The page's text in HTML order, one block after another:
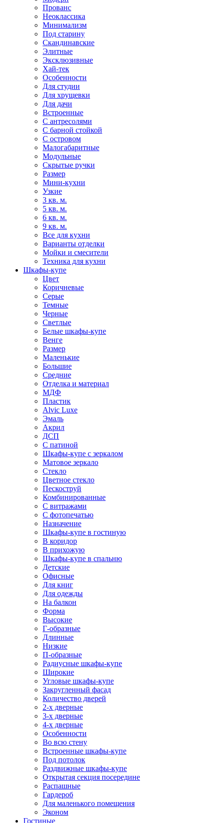
Прованс
Неоклассика
Минимализм
Под старину
Скандинавские
Элитные
Эксклюзивные
Хай-тек
Особенности
Для студии
Для хрущевки
Для дачи
Встроенные
С антресолями
С барной стойкой
С островом
Малогабаритные
Модульные
Скрытые ручки
Размер
Мини-кухни
Узкие
3 кв. м.
5 кв. м.
6 кв. м.
9 кв. м.
Все для кухни
Варианты отделки
Мойки и смесители
Техника для кухни
Шкафы-купе
Цвет
Коричневые
Серые
Темные
Черные
Светлые
Белые шкафы-купе
Венге
Размер
Маленькие
Большие
Средние
Отделка и материал
МДФ
Пластик
Alvic Luxe
Эмаль
Акрил
ДСП
С патиной
Шкафы-купе с зеркалом
Матовое зеркало
Стекло
Цветное стекло
Пескоструй
Комбинированные
С витражами
С фотопечатью
Назначение
Шкафы-купе в гостиную
В коридор
В прихожую
Шкафы-купе в спальню
Детские
Офисные
Для книг
Для одежды
На балкон
Форма
Высокие
Г-образные
Длинные
Низкие
П-образные
Радиусные шкафы-купе
Широкие
Угловые шкафы-купе
Закругленный фасад
Количество дверей
2-х дверные
3-х дверные
4-х дверные
Особенности
Во всю стену
Встроенные шкафы-купе
Под потолок
Раздвижные шкафы-купе
Открытая секция посередине
Распашные
Гардероб
Для маленького помещения
Эконом
Гостиные